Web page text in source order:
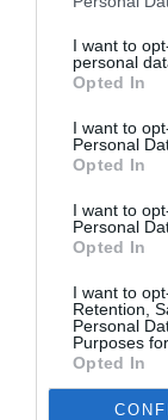
I want to
personal
Opted In
I want to
Personal
Opted In
I want to
Personal
Opted In
I want to
Retention,
Personal
Purposes
Opted In
μεταξύ 1953
Πληροφορίες
Κωνσταντίνος
Ακολουθήστε
μάθετε πρώτοι
Δείτε όλα τα
Πολιτισμό στο